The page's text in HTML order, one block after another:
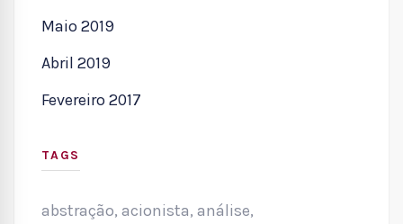
Maio 2019
Abril 2019
Fevereiro 2017
TAGS
abstração, acionista, análise,